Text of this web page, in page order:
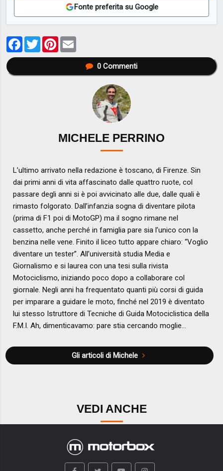
Fonte preferita su Google
Facebook
TwitterPinterest
0Commenti
MICHELE PERRINO
L’ultimo arrivato nella redazione è toscano, di Firenze. Sin
dai primi anni di vita affascinato dalle quattro ruote, col
passare degli anni si è poi avvicinato alle due, dalle quali è
rimasto folgorato. Dall’infanzia sogna di diventare pilota
(prima di F1 poi di MotoGP) ma il sogno rimane nel
cassetto, anche perché in famiglia pare sia l’unico con la
benzina nelle vene. Finito il liceo tutto appare chiaro: “Voglio
diventare un tester”. All’università studia Media e
Giornalismo e si laurea con una tesi sulla rivista
Motociclismo, iniziando poco dopo a collaborare col
giornale. Negli anni ha frequentato quanti più corsi di guida
per imparare a guidare le moto, finché nel 2019 è diventato
lui stesso Istruttore di Tecniche di Guida Motociclistica della
F.M.I. Ah, dimenticavamo: pare stia cercando moglie…
Gli articoli di Michele
VEDI ANCHE